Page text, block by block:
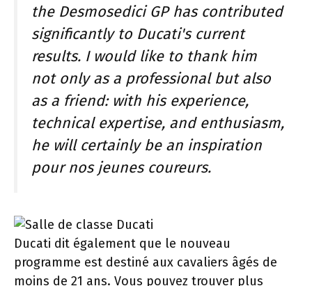
the Desmosedici GP has contributed
significantly to Ducati's current
results. I would like to thank him
not only as a professional but also
as a friend: with his experience,
technical expertise, and enthusiasm,
he will certainly be an inspiration
pour nos jeunes coureurs.
Ducati dit également que le nouveau
programme est destiné aux cavaliers âgés de
moins de 21 ans. Vous pouvez trouver plus